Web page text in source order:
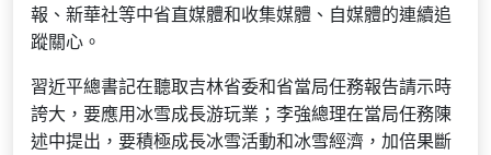
報、新華社等中省直媒體和收集媒體、自媒體的連續追
蹤關心。
習近平總書記在聽取吉林省委和省當局任務報告請示時
誇大，要應用冰雪成長游玩業；李強總理在當局任務陳
述中提出，要積極成長冰雪活動和冰雪經濟，加倍果斷